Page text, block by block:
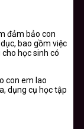
đảm bảo con
bao gồm việc
học sinh có
con em lao
dụng cụ học tập